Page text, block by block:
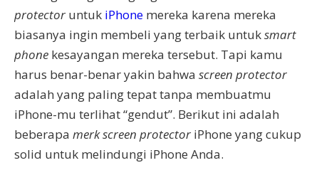
protector untuk iPhone mereka karena mereka
biasanya ingin membeli yang terbaik untuksmart
phone kesayangan mereka tersebut. Tapi kamu
harus benar-benar yakin bahwa screen protector
adalah yang paling tepat tanpa membuatmu
iPhone-mu terlihat “gendut”. Berikut ini adalah
beberapa merk screen protector iPhone yang cukup
solid untuk melindungi iPhone Anda.